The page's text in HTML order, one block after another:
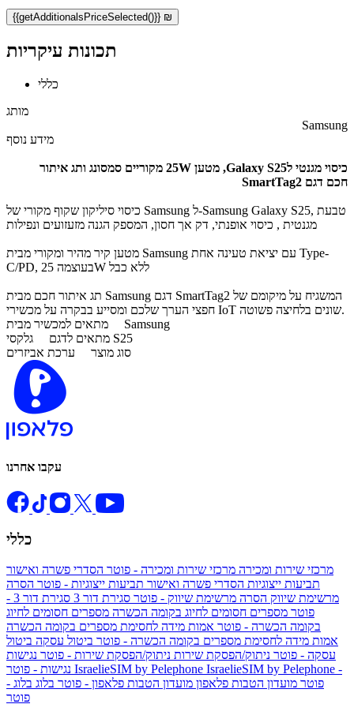
{{getAdditionalsPriceSelected()}} ₪
תכונות עיקריות
כללי
מותג
Samsung
מידע נוסף
כיסוי מגנטי לGalaxy S25, מטען 25W מקוריים סמסונג ו​תג איתור
חכם דגם SmartTag2
כיסוי סיליקון שקוף מקורי של Samsung ל-Samsung Galaxy S25, טבעת
מגנטית , כיסוי אופנתי, דק אך חסון, המספק הגנה מזעזועים ונפילות
מטען קיר מהיר ​ומקורי מבית Samsung עם יציאת טעינה אחת Type-
C/PD, בעוצמה 25W ללא כבל
​תג איתור חכם מבית Samsung דגם SmartTag2 המשגיח על מיקומם של
חפצי הערך שלכם ומסייע בבקרה על מכשירי IoT שונים בלחיצה פשוטה.
מתאים למכשיר מבית Samsung
מתאים לדגם גלקסי S25
סוג מוצר ערכת אביזרים
עקבו אחרנו
כללי
מרכזי שירות ומכירה מרכזי שירות ומכירה - פוטר הסדרי פשרה ואישור
תביעות ייצוגיות הסדרי פשרה ואישור תביעות ייצוגיות - פוטר הסרה
מרשימת שיווק הסרה מרשימת שיווק - פוטר סגירת דור 3
סגירת דור 3 -
פוטר מספרים חסומים לחיוג בקומה הכשרה מספרים חסומים לחיוג
בקומה הכשרה - פוטר אמות מידה לחסימת מספרים בקומה הכשרה
אמות מידה לחסימת מספרים בקומה הכשרה - פוטר ביטול עסקה ביטול
עסקה - פוטר ניתוק/הפסקת שירות ניתוק/הפסקת שירות - פוטר נגישות
IsraelieSIM by Pelephone IsraelieSIM by Pelephone -
פוטר מועדון הטבות פלאפון מועדון הטבות פלאפון - פוטר בלוג בלוג -
פוטר